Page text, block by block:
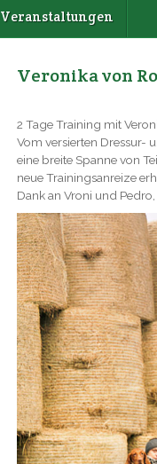
Veranstaltungen
Veronika von
2 Tage Training mit
Vom versierten Dressur-
eine breite Spanne von
neue Trainingsanreize
Dank an Vroni und